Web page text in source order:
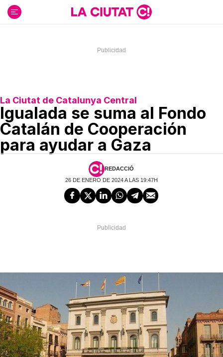
contenido
La Ciutat de Catalunya Central
Igualada se suma al Fondo
Catalán de Cooperación
para ayudar a Gaza
REDACCIÓ
26 DE ENERO DE 2024 A LAS 19:47H